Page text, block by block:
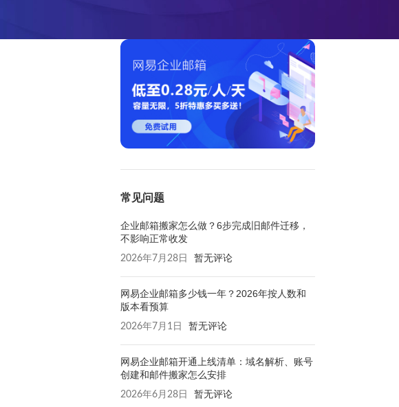
常见问题
企业邮箱搬家怎么做？6步完成旧邮件迁移，
不影响正常收发
2026年7月28日 暂无评论
网易企业邮箱多少钱一年？2026年按人数和
版本看预算
2026年7月1日 暂无评论
网易企业邮箱开通上线清单：域名解析、账号
创建和邮件搬家怎么安排
2026年6月28日 暂无评论